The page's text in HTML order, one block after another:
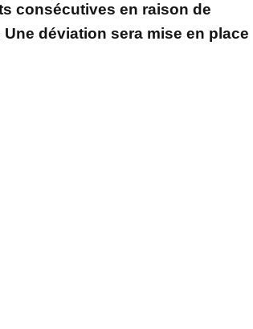
consécutives en raison de
déviation sera mise en place